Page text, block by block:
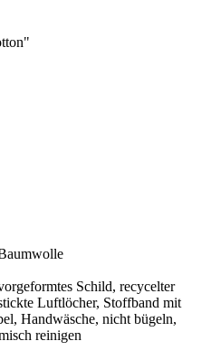
Schild, recycelter
Luftlöcher, Stoffband mit
Handwäsche, nicht bügeln,
reinigen